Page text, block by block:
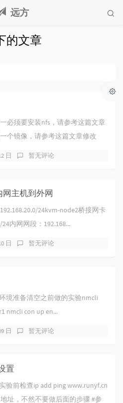
远方
的文章
必须要安装nfs，请参考这篇文章
个镜像，请参考这篇文章修改
日 暂无评论
网主机到外网
24kvm-node2桥接网卡
内网网段：192.168...
日 暂无评论
境准备清空之前做的实验nmcli
nmcli con up en...
日 暂无评论
置
验前检查ip add ping www.runyf.cn
址，不然不要做后面的步骤 #参